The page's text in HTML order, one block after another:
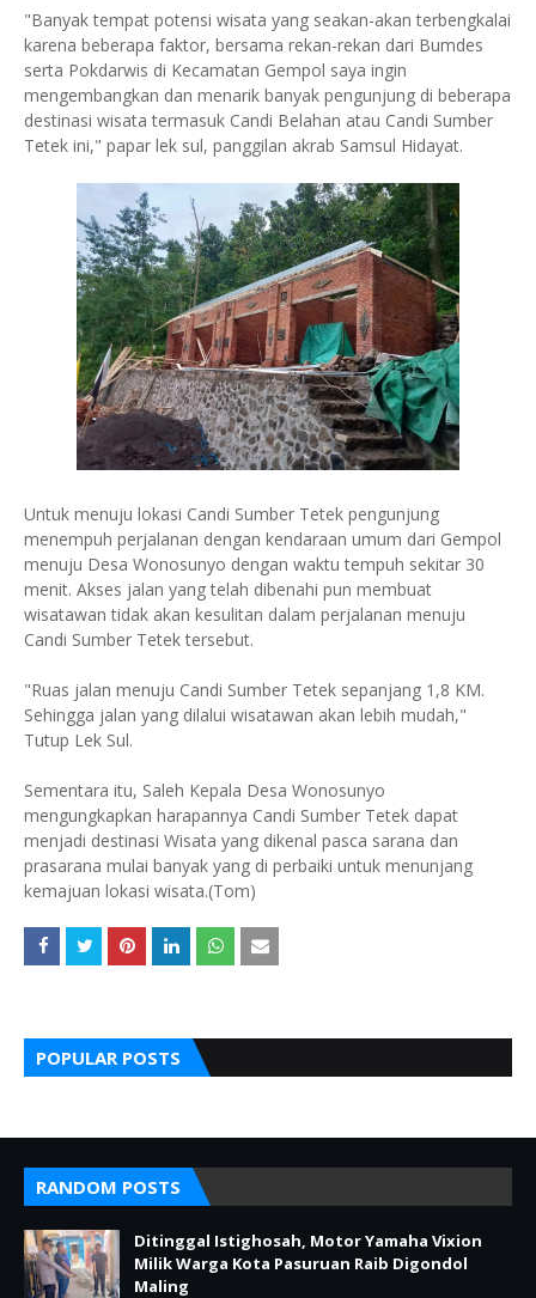
"Banyak tempat potensi wisata yang seakan-akan terbengkalai
karena beberapa faktor, bersama rekan-rekan dari Bumdes
serta Pokdarwis di Kecamatan Gempol saya ingin
mengembangkan dan menarik banyak pengunjung di beberapa
destinasi wisata termasuk Candi Belahan atau Candi Sumber
Tetek ini," papar lek sul, panggilan akrab Samsul Hidayat.
Untuk menuju lokasi Candi Sumber Tetek pengunjung
menempuh perjalanan dengan kendaraan umum dari Gempol
menuju Desa Wonosunyo dengan waktu tempuh sekitar 30
menit. Akses jalan yang telah dibenahi pun membuat
wisatawan tidak akan kesulitan dalam perjalanan menuju
Candi Sumber Tetek tersebut.
"Ruas jalan menuju Candi Sumber Tetek sepanjang 1,8 KM.
Sehingga jalan yang dilalui wisatawan akan lebih mudah,"
Tutup Lek Sul.
Sementara itu, Saleh Kepala Desa Wonosunyo
mengungkapkan harapannya Candi Sumber Tetek dapat
menjadi destinasi Wisata yang dikenal pasca sarana dan
prasarana mulai banyak yang di perbaiki untuk menunjang
kemajuan lokasi wisata.(Tom)
POPULAR POSTS
RANDOM POSTS
Ditinggal Istighosah, Motor Yamaha Vixion
Milik Warga Kota Pasuruan Raib Digondol
Maling